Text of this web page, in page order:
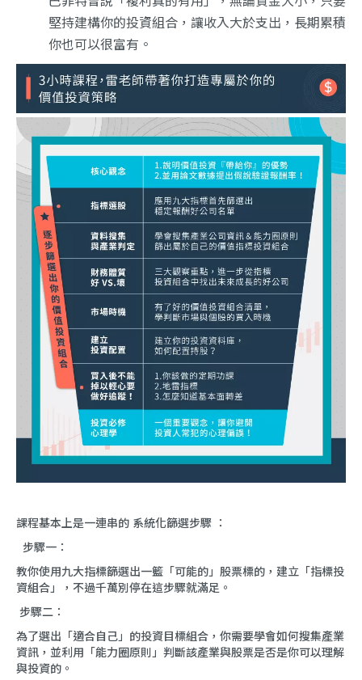
堅持建構你的投資組合，讓收入大於支出，長期累積
你也可以很富有。
課程基本上是一連串的 系統化篩選步驟 ：
步驟一：
教你使用九大指標篩選出一籃「可能的」股票標的，建立「指標投
資組合」，不過千萬別停在這步驟就滿足。
步驟二：
為了選出「適合自己」的投資目標組合，你需要學會如何搜集產業
資訊，並利用「能力圈原則」判斷該產業與股票是否是你可以理解
與投資的。